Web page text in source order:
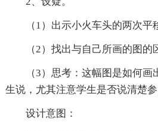
（1）出示小火车头的两次平
（2）找出与自己所画的图的
（3）思考：这幅图是如何
生说，尤其注意学生是否说清楚参
设计意图：